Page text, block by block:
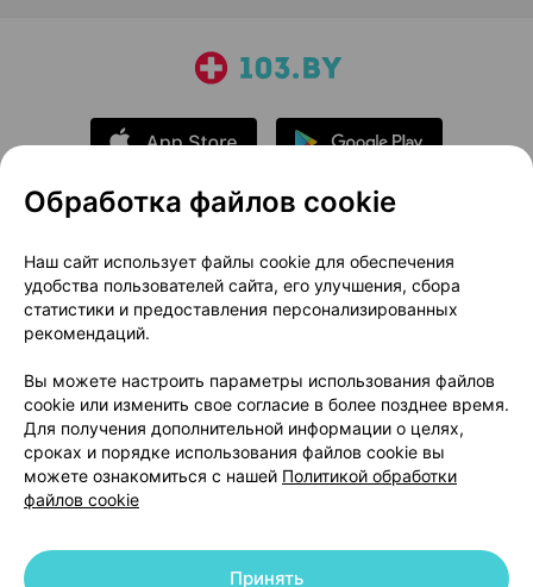
О проекте
Новости проекта
Размещение рекламы
Медицинский маркетинг
Публичный договор
Доставка
Способы оплаты
Вакансии
Партнеры
Написать руководителю 103.by
Написать в поддержку
Персональные настройки Cookie
Обработка файлов cookie
Наш сайт использует файлы cookie для обеспечения
удобства пользователей сайта, его улучшения, сбора
статистики и предоставления персонализированных
рекомендаций.
Вы можете настроить параметры использования файлов
cookie или изменить свое согласие в более позднее время.
Для получения дополнительной информации о целях,
сроках и порядке использования файлов cookie вы
можете ознакомиться с нашей Политикой обработки
файлов cookie
Принять